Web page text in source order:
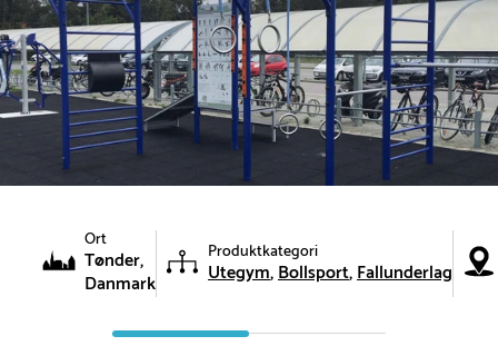
Ort
Tønder,
Danmark
Produktkategori
Utegym Bollsport Fallunderlag